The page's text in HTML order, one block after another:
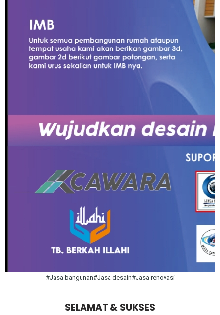
#Jasa bangunan#Jasa desain#Jasa renovasi
SELAMAT & SUKSES